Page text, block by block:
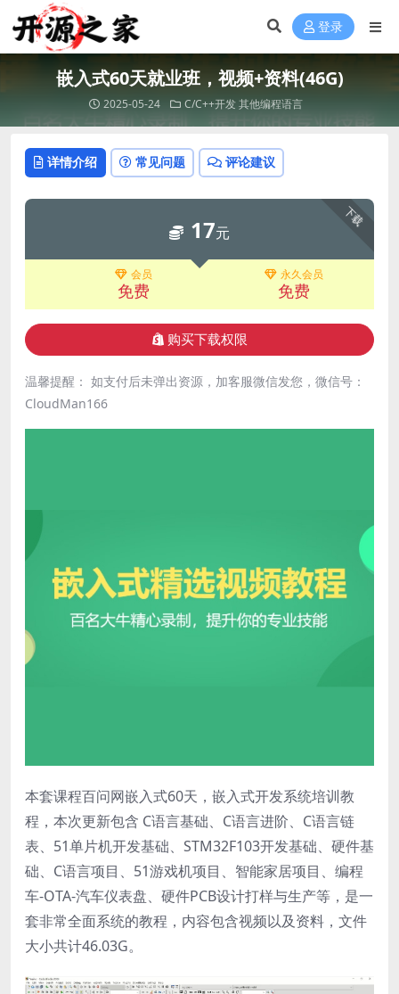
登录
嵌入式60天就业班，视频+资料(46G)
2025-05-24 C/C++开发其他编程语言
详情介绍 常见问题 评论建议
下载
17元
会员
免费
永久会员
免费
购买下载权限
温馨提醒： 如支付后未弹出资源，加客服微信发您，微信号：
CloudMan166
本套课程百问网嵌入式60天，嵌入式开发系统培训教
程，本次更新包含 C语言基础、C语言进阶、C语言链
表、51单片机开发基础、STM32F103开发基础、硬件基
础、C语言项目、51游戏机项目、智能家居项目、编程
车-OTA-汽车仪表盘、硬件PCB设计打样与生产等，是一
套非常全面系统的教程，内容包含视频以及资料，文件
大小共计46.03G。